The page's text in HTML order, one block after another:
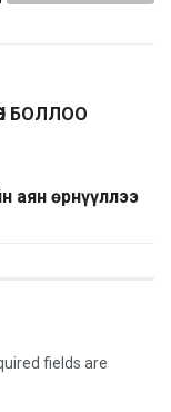
БОЛЛОО
аян өрнүүллээ
fields are